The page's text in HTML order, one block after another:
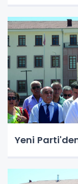
Yeni